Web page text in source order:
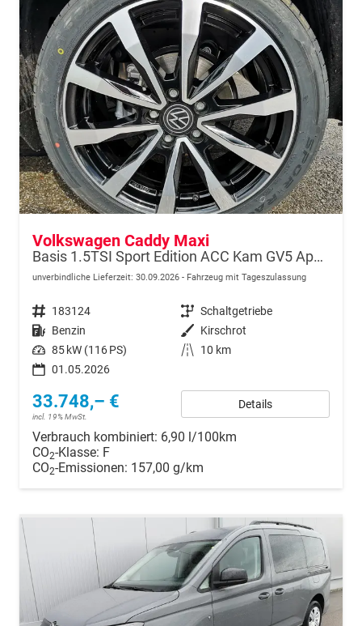
Volkswagen Caddy Maxi
Basis 1.5TSI Sport Edition ACC Kam GV5 App AHK Reling
unverbindliche Lieferzeit: 30.09.2026 Fahrzeug mit Tageszulassung
Fahrzeugnr. 183124 Getriebe Schaltgetriebe
Kraftstoff Benzin Außenfarbe Kirschrot
Leistung 85 kW (116 PS) Kilometerstand
10 km
01.05.2026
33.748,– €
incl. 19% MwSt.
Details
Verbrauch kombiniert: 6,90 l/100km
CO2-Klasse: F
CO2-Emissionen: 157,00 g/km